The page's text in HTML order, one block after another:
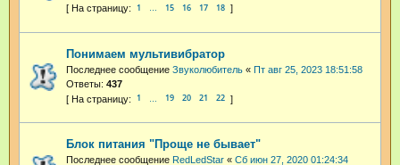
1 … 15 16 17 18
Понимаем мультивибратор
Последнее сообщение Звуколюбитель « Пт авг 25, 2023 18:51:58
Ответы: 437
1 19 20 21 22
Блок питания "Проще не бывает"
Последнее сообщение RedLedStar « Сб июн 27, 2020 01:24:34